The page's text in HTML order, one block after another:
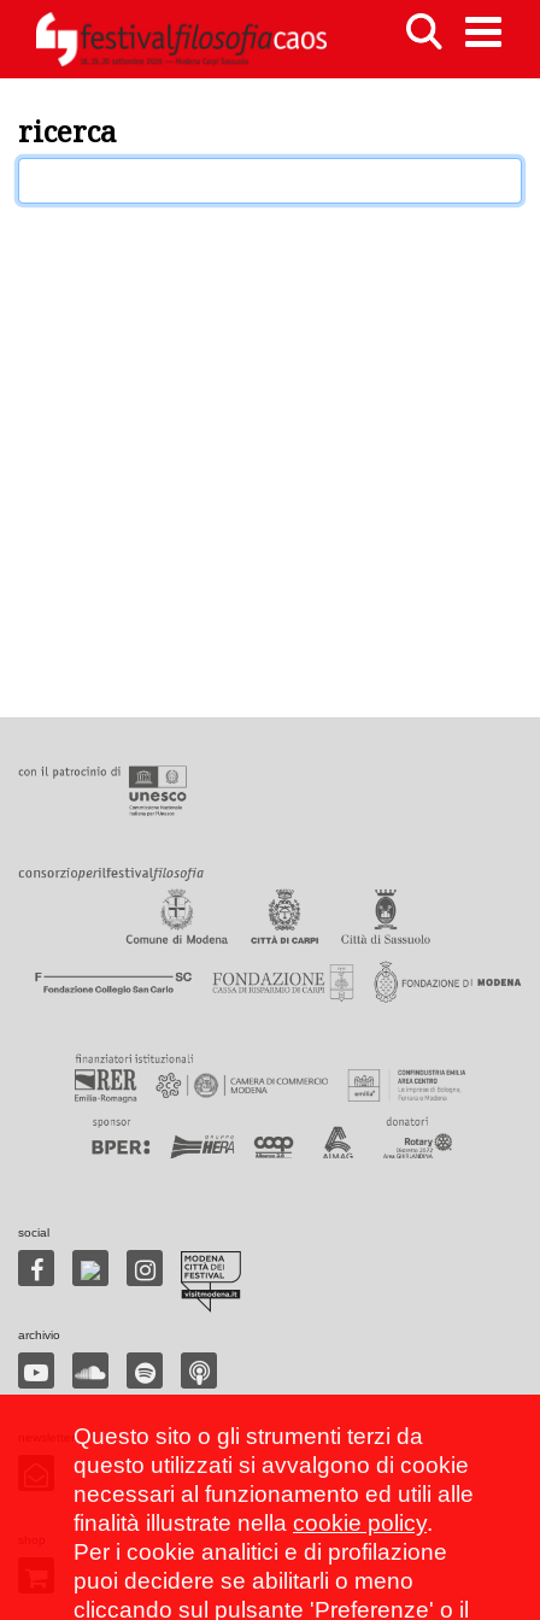
ricerca
social
archivio
Questo sito o gli strumenti terzi da
questo utilizzati si avvalgono di cookie
necessari al funzionamento ed utili alle
finalità illustrate nella cookie policy.
Per i cookie analitici e di profilazione
puoi decidere se abilitarli o meno
cliccando sul pulsante 'Preferenze' o il